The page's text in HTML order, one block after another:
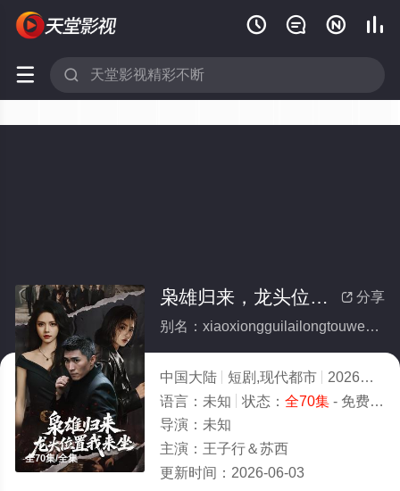
   
 
全70集/全集
 分享
枭雄归来，龙头位置我来坐(全集)
别名：xiaoxiongguilailongtouweizhiwolaizuo
中国大陆 短剧,现代都市 2026
2.0
语言： 未知 状态： 全70集- 免费在线观看
导演： 未知
主演： 王子行＆苏西
更新时间： 2026-06-03